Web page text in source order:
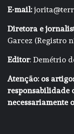
E-mail:
Diretora e
Garcez (Registro
Editor: Demétrio
Atenção: os
responsabilidade
necessariamente